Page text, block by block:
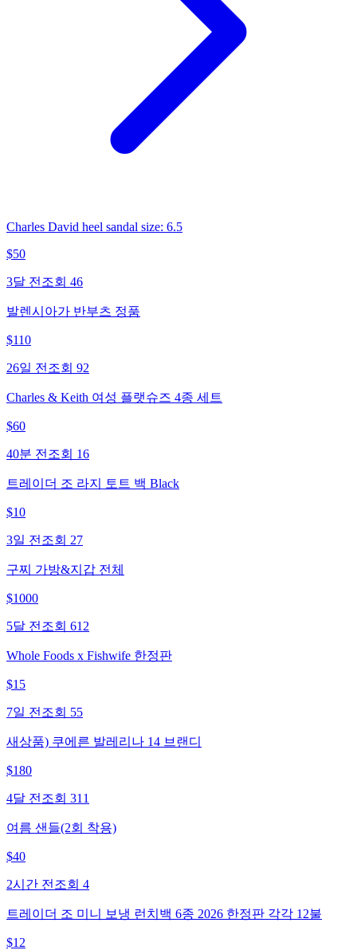
Charles David heel sandal size: 6.5
$50
3달 전 조회 46
발렌시아가 반부츠 정품
$110
26일 전 조회 92
Charles & Keith 여성 플랫슈즈 4종 세트
$60
40분 전 조회 16
트레이더 조 라지 토트 백 Black
$10
3일 전 조회 27
구찌 가방&지갑 전체
$1000
5달 전 조회 612
Whole Foods x Fishwife 한정판
$15
7일 전 조회 55
새상품) 쿠에른 발레리나 14 브랜디
$180
4달 전 조회 311
여름 샌들(2회 착용)
$40
2시간 전 조회 4
트레이더 조 미니 보냉 런치백 6종 2026 한정판 각각 12불
$12